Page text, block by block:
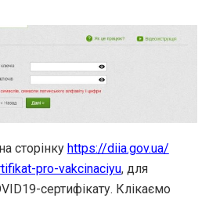
сторінку https://diia.gov.ua/
pro-vakcinaciyu, для
сертифікату. Клікаємо